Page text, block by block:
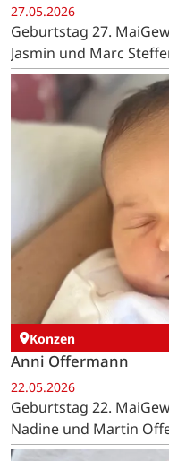
27.05.2026
Geburtstag 27.
Jasmin und Marc
Konzen
Anni Offermann
22.05.2026
Geburtstag 22.
Nadine und Martin